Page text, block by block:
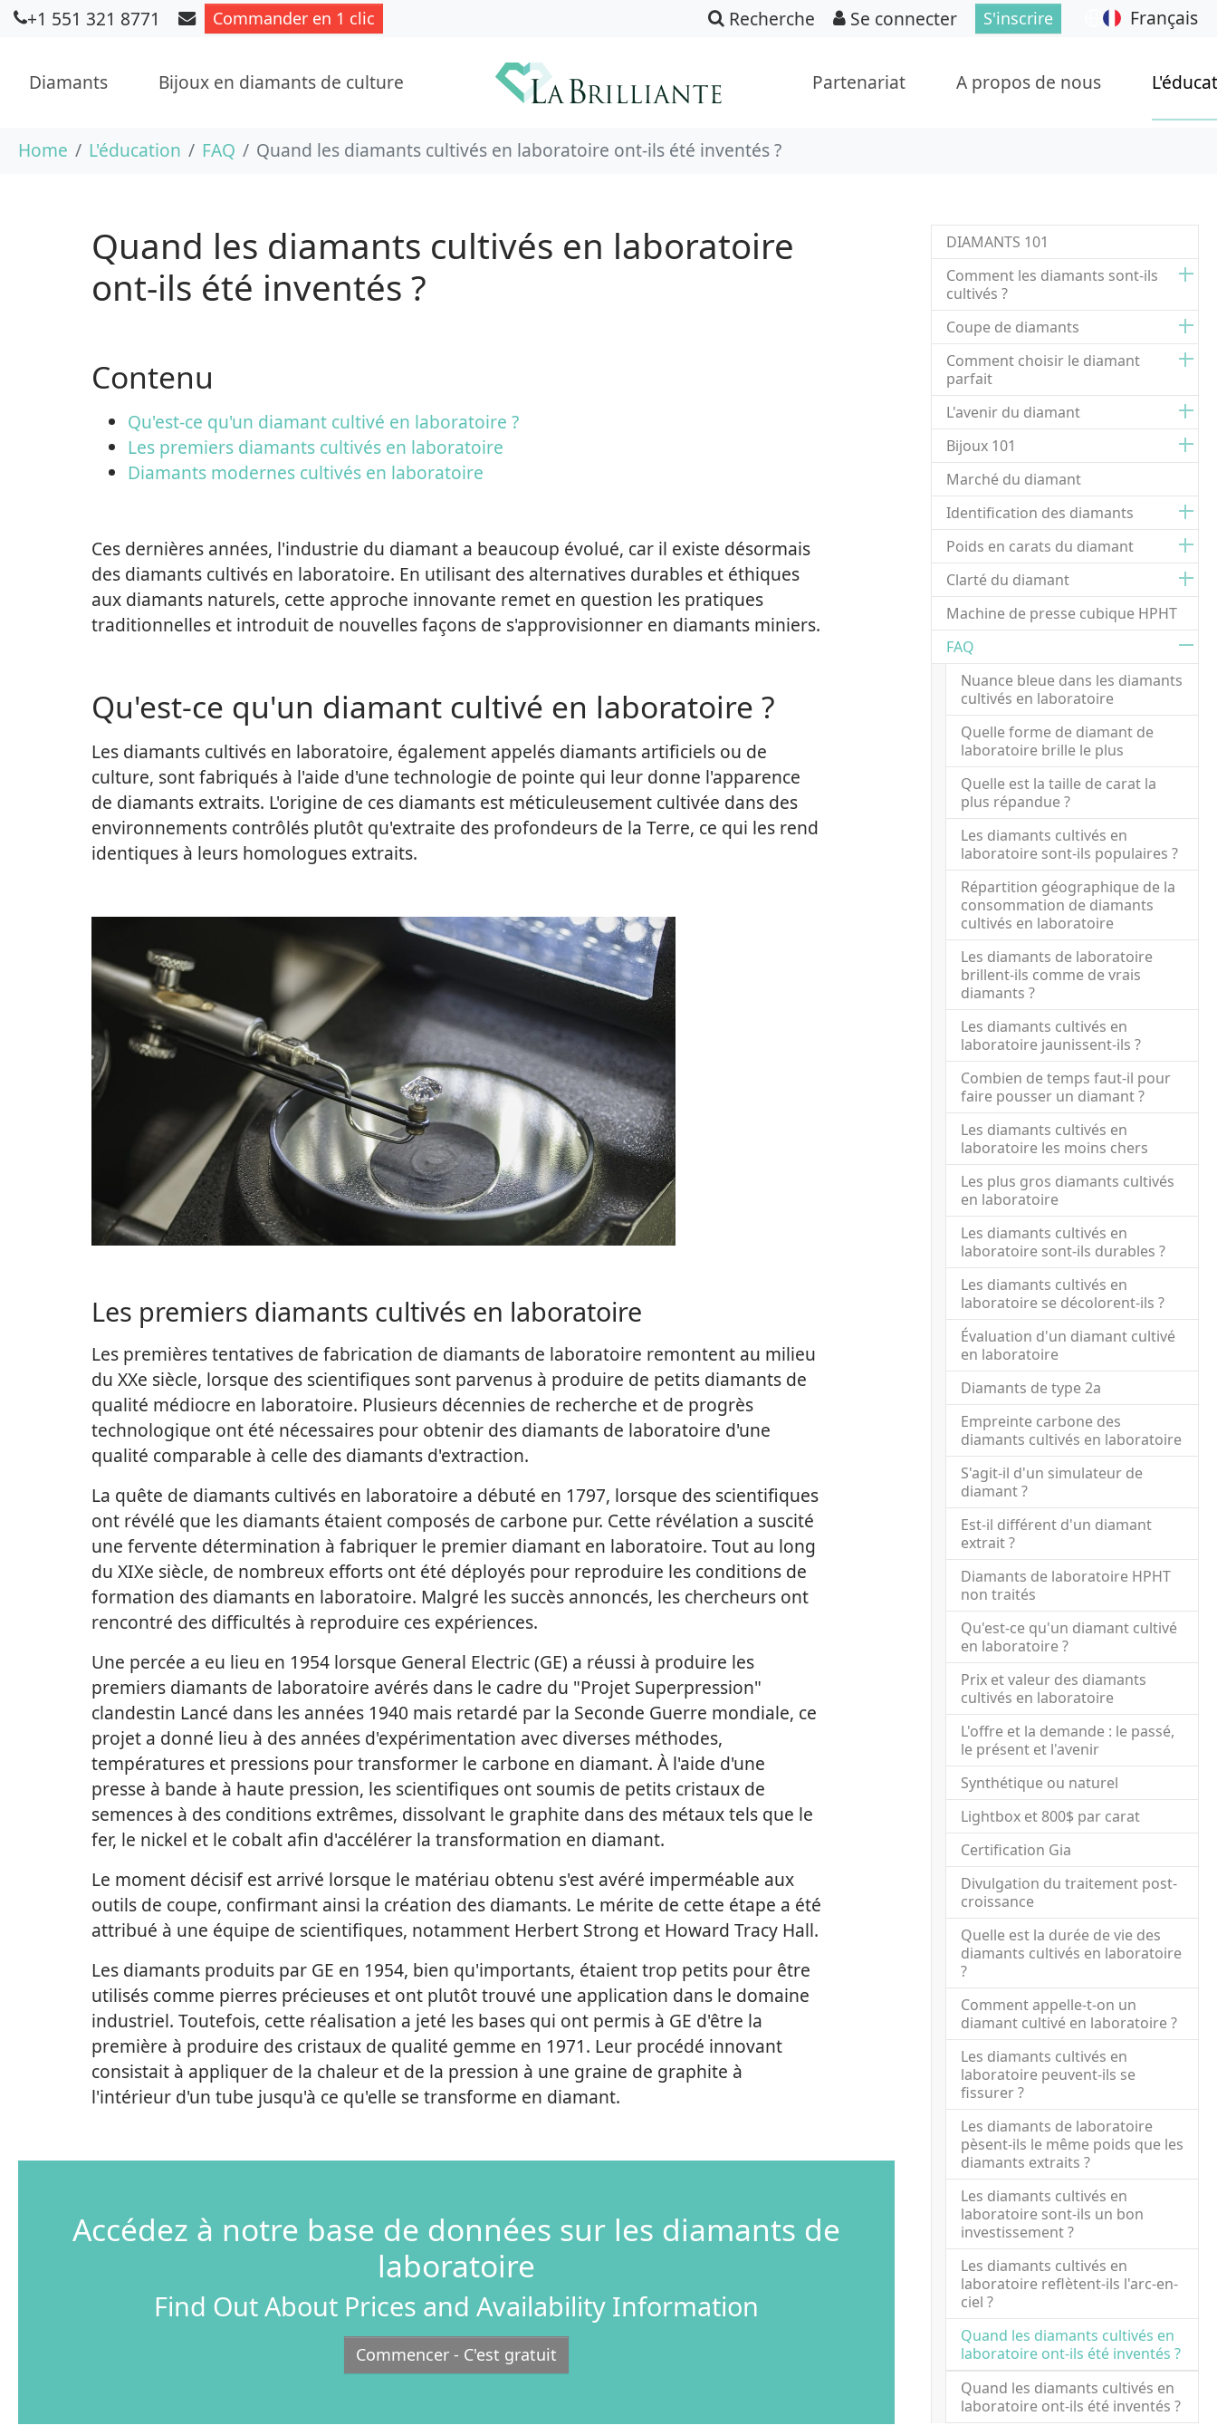
Aller au contenu principal
+1 551 321 8771 Commander en 1 clic Recherche Se connecter S'inscrire Français
Diamants Bijoux en diamants de culture Partenariat A propos de nous
Vous êtes ici :
Home L'éducation FAQ Quand les diamants cultivés en laboratoire ont-ils été inventés ?
DIAMANTS 101
Comment les diamants sont-ils
cultivés ?
Coupe de diamants
Comment choisir le diamant
parfait
L'avenir du diamant
Bijoux 101
Marché du diamant
Identification des diamants
Poids en carats du diamant
Clarté du diamant
Machine de presse cubique HPHT
FAQ
Nuance bleue dans les diamants
cultivés en laboratoire
Quelle forme de diamant de
laboratoire brille le plus
Quelle est la taille de carat la
plus répandue ?
Les diamants cultivés en
laboratoire sont-ils populaires ?
Répartition géographique de la
consommation de diamants
cultivés en laboratoire
Les diamants de laboratoire
brillent-ils comme de vrais
diamants ?
Les diamants cultivés en
laboratoire jaunissent-ils ?
Combien de temps faut-il pour
faire pousser un diamant ?
Les diamants cultivés en
laboratoire les moins chers
Les plus gros diamants cultivés
en laboratoire
Les diamants cultivés en
laboratoire sont-ils durables ?
Les diamants cultivés en
laboratoire se décolorent-ils ?
Évaluation d'un diamant cultivé
en laboratoire
Diamants de type 2a
Empreinte carbone des
diamants cultivés en laboratoire
S'agit-il d'un simulateur de
diamant ?
Est-il différent d'un diamant
extrait ?
Diamants de laboratoire HPHT
non traités
Qu'est-ce qu'un diamant cultivé
en laboratoire ?
Prix et valeur des diamants
cultivés en laboratoire
L'offre et la demande : le passé,
le présent et l'avenir
Synthétique ou naturel
Lightbox et 800$ par carat
Certification Gia
Divulgation du traitement post-
croissance
Quelle est la durée de vie des
diamants cultivés en laboratoire
?
Comment appelle-t-on un
diamant cultivé en laboratoire ?
Les diamants cultivés en
laboratoire peuvent-ils se
fissurer ?
Les diamants de laboratoire
pèsent-ils le même poids que les
diamants extraits ?
Les diamants cultivés en
laboratoire sont-ils un bon
investissement ?
Les diamants cultivés en
laboratoire reflètent-ils l'arc-en-
ciel ?
Quand les diamants cultivés en
laboratoire ont-ils été inventés ?
Quand les diamants cultivés en
laboratoire ont-ils été inventés ?
Quand les diamants cultivés en laboratoire
ont-ils été inventés ?
Contenu
Qu'est-ce qu'un diamant cultivé en laboratoire ?
Les premiers diamants cultivés en laboratoire
Diamants modernes cultivés en laboratoire
Ces dernières années, l'industrie du diamant a beaucoup évolué, car il existe désormais
des diamants cultivés en laboratoire. En utilisant des alternatives durables et éthiques
aux diamants naturels, cette approche innovante remet en question les pratiques
traditionnelles et introduit de nouvelles façons de s'approvisionner en diamants miniers.
Qu'est-ce qu'un diamant cultivé en laboratoire ?
Les diamants cultivés en laboratoire, également appelés diamants artificiels ou de
culture, sont fabriqués à l'aide d'une technologie de pointe qui leur donne l'apparence
de diamants extraits. L'origine de ces diamants est méticuleusement cultivée dans des
environnements contrôlés plutôt qu'extraite des profondeurs de la Terre, ce qui les rend
identiques à leurs homologues extraits.
Les premiers diamants cultivés en laboratoire
Les premières tentatives de fabrication de diamants de laboratoire remontent au milieu
du XXe siècle, lorsque des scientifiques sont parvenus à produire de petits diamants de
qualité médiocre en laboratoire. Plusieurs décennies de recherche et de progrès
technologique ont été nécessaires pour obtenir des diamants de laboratoire d'une
qualité comparable à celle des diamants d'extraction.
La quête de diamants cultivés en laboratoire a débuté en 1797, lorsque des scientifiques
ont révélé que les diamants étaient composés de carbone pur. Cette révélation a suscité
une fervente détermination à fabriquer le premier diamant en laboratoire. Tout au long
du XIXe siècle, de nombreux efforts ont été déployés pour reproduire les conditions de
formation des diamants en laboratoire. Malgré les succès annoncés, les chercheurs ont
rencontré des difficultés à reproduire ces expériences.
Une percée a eu lieu en 1954 lorsque General Electric (GE) a réussi à produire les
premiers diamants de laboratoire avérés dans le cadre du "Projet Superpression"
clandestin Lancé dans les années 1940 mais retardé par la Seconde Guerre mondiale, ce
projet a donné lieu à des années d'expérimentation avec diverses méthodes,
températures et pressions pour transformer le carbone en diamant. À l'aide d'une
presse à bande à haute pression, les scientifiques ont soumis de petits cristaux de
semences à des conditions extrêmes, dissolvant le graphite dans des métaux tels que le
fer, le nickel et le cobalt afin d'accélérer la transformation en diamant.
Le moment décisif est arrivé lorsque le matériau obtenu s'est avéré imperméable aux
outils de coupe, confirmant ainsi la création des diamants. Le mérite de cette étape a été
attribué à une équipe de scientifiques, notamment Herbert Strong et Howard Tracy Hall.
Les diamants produits par GE en 1954, bien qu'importants, étaient trop petits pour être
utilisés comme pierres précieuses et ont plutôt trouvé une application dans le domaine
industriel. Toutefois, cette réalisation a jeté les bases qui ont permis à GE d'être la
première à produire des cristaux de qualité gemme en 1971. Leur procédé innovant
consistait à appliquer de la chaleur et de la pression à une graine de graphite à
l'intérieur d'un tube jusqu'à ce qu'elle se transforme en diamant.
Accédez à notre base de données sur les diamants de
laboratoire
Find Out About Prices and Availability Information
Commencer - C'est gratuit